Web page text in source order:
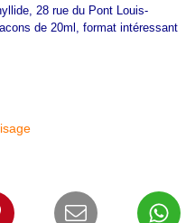
28 rue du Pont Louis-
de 20ml, format intéressant